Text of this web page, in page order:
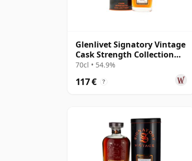
Glenlivet Signatory Vintage
Cask Strength Collection
Single 2006 19 Jahre alt
70cl • 54.9%
117 € ?